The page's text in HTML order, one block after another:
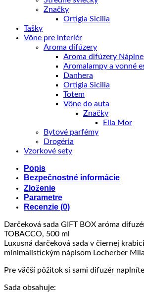
Značky
Ortigia Sicilia
Tašky
Vône pre interiér
Aroma difúzery
Aroma difúzery Náplne
Aromalampy a vonné
Danhera
Ortigia Sicilia
Totem
Vône do auta
Značky
Elia Mor
Bytové parfémy
Drogéria
Vzorkové sety
Popis
Bezpečnostné informácie
Zloženie
Parametre
Recenzie (0)
Darčeková sada GIFT BOX aróma
TOBACCO, 500 ml
Luxusná darčeková sada v čiernej
minimalistickým nápisom Locherber
Pre väčší pôžitok si sami difuzér
Sada obsahuje: